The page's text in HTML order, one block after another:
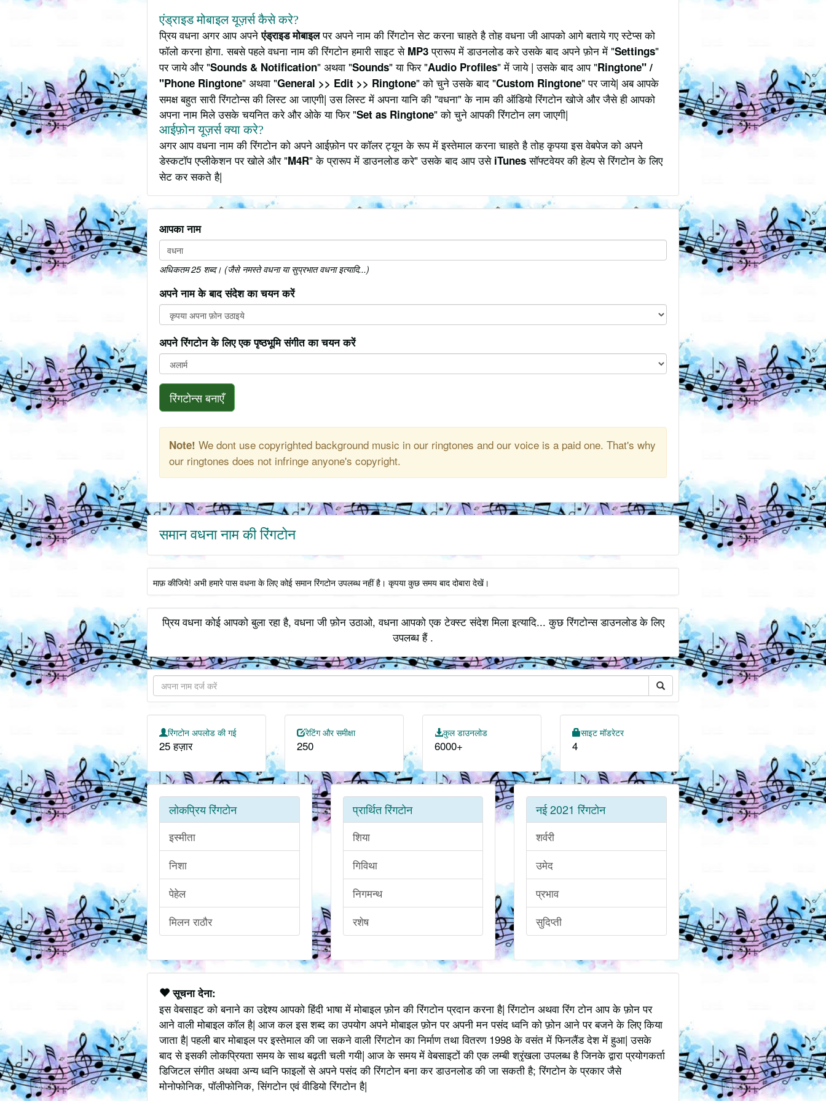
एंड्राइड मोबाइल यूज़र्स कैसे करे?
प्रिय वधना अगर आप अपनेएंड्राइड मोबाइलपर अपने नाम की रिंगटोन सेट करना चाहते है तोह वधना जी आपको आगे बताये गए स्टेप्स को
फॉलो करना होगा. सबसे पहले वधना नाम की रिंगटोन हमारी साइट से MP3प्रारूप में डाउनलोड करे उसके बाद अपने फ़ोन में "Settings"
पर जाये और "Sounds & Notification" अथवा "Sounds" या फिर "Audio Profiles" में जाये | उसके बाद आप "Ringtone" /
"Phone Ringtone" अथवा "General >> Edit >> Ringtone" को चुने उसके बाद "Custom Ringtone" पर जाये| अब आपके
समक्ष बहुत सारी रिंगटोन्स की लिस्ट आ जाएगी| उस लिस्ट में अपना यानि की "वधना" के नाम की ऑडियो रिंगटोन खोजे और जैसे ही आपको
अपना नाम मिले उसके चयनित करे और ओके या फिर "Set as Ringtone" को चुने आपकी रिंगटोन लग जाएगी|
आईफ़ोन यूज़र्स क्या करे?
अगर आप वधना नाम की रिंगटोन को अपने आईफ़ोन पर कॉलर ट्यून के रूप में इस्तेमाल करना चाहते है तोह कृपया इस वेबपेज को अपने
डेस्कटॉप एप्लीकेशन पर खोले और "M4R" के प्रारूप में डाउनलोड करे" उसके बाद आप उसे iTunesसॉफ्टवेयर की हेल्प से रिंगटोन के लिए
सेट कर सकते है|
आपका नाम
अधिकतम 25 शब्द। (जैसे नमस्ते वधना या सुप्रभात वधना इत्यादि...)
अपने नाम के बाद संदेश का चयन करें
अपने रिंगटोन के लिए एक पृष्ठभूमि संगीत का चयन करें
रिंगटोन्स बनाएँ
Note! We dont use copyrighted background music in our ringtones and our voice is a paid one. That's why
our ringtones does not infringe anyone's copyright.
समान वधना नाम की रिंगटोन
माफ़ कीजिये! अभी हमारे पास वधना के लिए कोई समान रिंगटोन उपलब्ध नहीं है। कृपया कुछ समय बाद दोबारा देखें।
प्रिय वधना कोई आपको बुला रहा है, वधना जी फ़ोन उठाओ, वधना आपको एक टेक्स्ट संदेश मिला इत्यादि... कुछ रिंगटोन्स डाउनलोड के लिए
उपलब्ध हैं .
रिंगटोन अपलोड की गई
25 हज़ार
रेटिंग और समीक्षा
250
कुल डाउनलोड
6000+
साइट मॉडरेटर
4
लोकप्रिय रिंगटोन
इस्मीता
निशा
पेहेल
मिलन राठौर
प्रार्थित रिंगटोन
शिया
गिविथा
निगमन्थ
रशेष
नई 2021 रिंगटोन
शर्वरी
उमेद
प्रभाव
सुदिप्ती
सूचना देना:
इस वेबसाइट को बनाने का उद्देश्य आपको हिंदी भाषा में मोबाइल फ़ोन की रिंगटोन प्रदान करना है| रिंगटोन अथवा रिंग टोन आप के फ़ोन पर
आने वाली मोबाइल कॉल है| आज कल इस शब्द का उपयोग अपने मोबाइल फ़ोन पर अपनी मन पसंद ध्वनि को फ़ोन आने पर बजने के लिए किया
जाता है| पहली बार मोबाइल पर इस्तेमाल की जा सकने वाली रिंगटोन का निर्माण तथा वितरण 1998 के वसंत में फिनलैंड देश में हुआ| उसके
बाद से इसकी लोकप्रियता समय के साथ बढ़ती चली गयी| आज के समय में वेबसाइटों की एक लम्बी श्रृंखला उपलब्ध है जिनके द्वारा प्रयोगकर्ता
डिजिटल संगीत अथवा अन्य ध्वनि फाइलों से अपने पसंद की रिंगटोन बना कर डाउनलोड की जा सकती है; रिंगटोन के प्रकार जैसे
मोनोफोनिक, पॉलीफोनिक, सिंगटोन एवं वीडियो रिंगटोन है|